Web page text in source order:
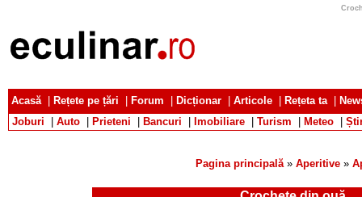
Acasă| Rețete pe țări Forum Dicționar Articole Rețeta ta|
Joburi
Auto Prieteni Bancuri Imobiliare Turism Meteo
Pagina principală» Aperitive »